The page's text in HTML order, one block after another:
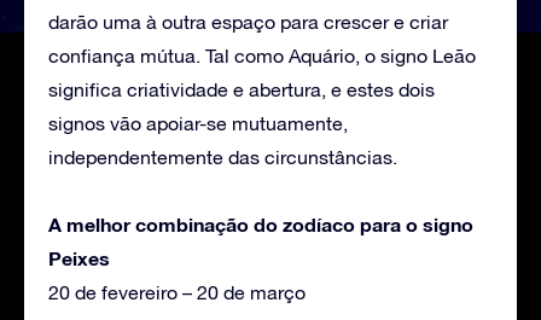
darão uma à outra espaço para crescer e criar
confiança mútua. Tal como Aquário, o signo Leão
significa criatividade e abertura, e estes dois
signos vão apoiar-se mutuamente,
independentemente das circunstâncias.
A melhor combinação do zodíaco para o signo
Peixes
20 de fevereiro – 20 de março